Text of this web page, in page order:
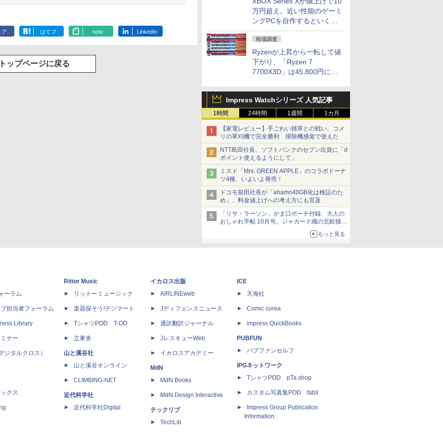
万円超え。近い性能のゲーミ
ングPCを自作するといくら
になる？
相場調査
Ryzenが上昇から一転して値
下がり、「Ryzen 7
7700X3D」は45,800円に急
との価格逆転解消 [8月前半の
CPU価格]
Impress Watchシリーズ 人気記事
1時間 24時間 1週間 1カ月
【家電レビュー】手ごわい雑草との戦い、コメ
リの草刈機で完全勝利 掃除機感覚で使えた
NTT島田社長、ソフトバンクのセブン出資に「d
ポイント使えるようにして」
ミスド「Mrs. GREEN APPLE」のコラボドーナ
ツ4種、いよいよ発売！
ドコモ前田社長が「ahamo40GB化は検証のた
め」、料金値上げへの考え方にも言及
「リサ・ラーソン」がま口ポーチ付録、大人の
おしゃれ手帖 10月号。ジャカード織の北欧猫デ
もっと見る
ア はてブ note LinkedIn
トップページに戻る
ーラム
担当者フォーラム
Library
ナー
ジタルクロス）
クス
Rittor Music
リットーミュージック
楽器探そう!デジマート
TシャツPOD T-OD
立東舎
山と溪谷社
山と溪谷オンライン
CLIMBING-NET
近代科学社
近代科学社Digital
イカロス出版
AIRLINEweb
Jディフェンスニュース
通訳翻訳ジャーナル
JレスキューWeb
イカロスアカデミー
MdN
MdN Books
MdN Design Interactive
テックリブ
TechLib
ICE
天海社
Comic curea
impress QuickBooks
PUBFUN
パブファンセルフ
IPGネットワーク
TシャツPOD pTa.shop
カスタム写真集POD fabli
Impress Group Publication
Information